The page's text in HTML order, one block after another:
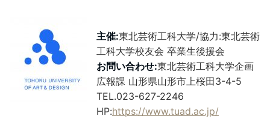
主催:東北芸術工科大学/協力:東北芸術
工科大学校友会 卒業生後援会
お問い合わせ:東北芸術工科大学企画
広報課 山形県山形市上桜田3-4-5
TEL.023-627-2246
HP:https://www.tuad.ac.jp/